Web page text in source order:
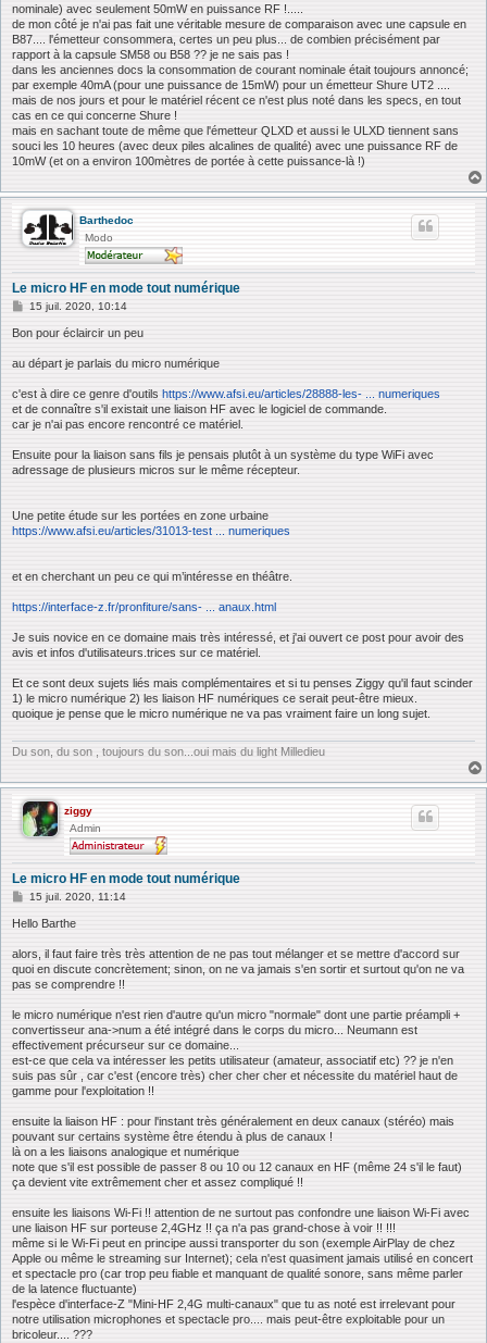
nominale) avec seulement 50mW en puissance RF !.....
de mon côté je n'ai pas fait une véritable mesure de comparaison avec une capsule en
B87.... l'émetteur consommera, certes un peu plus... de combien précisément par
rapport à la capsule SM58 ou B58 ?? je ne sais pas !
dans les anciennes docs la consommation de courant nominale était toujours annoncé;
par exemple 40mA (pour une puissance de 15mW) pour un émetteur Shure UT2 ....
mais de nos jours et pour le matériel récent ce n'est plus noté dans les specs, en tout
cas en ce qui concerne Shure !
mais en sachant toute de même que l'émetteur QLXD et aussi le ULXD tiennent sans
souci les 10 heures (avec deux piles alcalines de qualité) avec une puissance RF de
10mW (et on a environ 100mètres de portée à cette puissance-là !)
Barthedoc
Modo
Le micro HF en mode tout numérique
M
s
g
15 juil. 2020, 10:14
Bon pour éclaircir un peu
au départ je parlais du micro numérique
c'est à dire ce genre d'outils https://www.afsi.eu/articles/28888-les- ... numeriques
et de connaître s'il existait une liaison HF avec le logiciel de commande.
car je n'ai pas encore rencontré ce matériel.
Ensuite pour la liaison sans fils je pensais plutôt à un système du type WiFi avec
adressage de plusieurs micros sur le même récepteur.
Une petite étude sur les portées en zone urbaine
https://www.afsi.eu/articles/31013-test ... numeriques
et en cherchant un peu ce qui m’intéresse en théâtre.
https://interface-z.fr/pronfiture/sans- ... anaux.html
Je suis novice en ce domaine mais très intéressé, et j'ai ouvert ce post pour avoir des
avis et infos d'utilisateurs.trices sur ce matériel.
Et ce sont deux sujets liés mais complémentaires et si tu penses Ziggy qu'il faut scinder
1) le micro numérique 2) les liaison HF numériques ce serait peut-être mieux.
quoique je pense que le micro numérique ne va pas vraiment faire un long sujet.
Du son, du son , toujours du son...oui mais du light Milledieu
ziggy
Admin
Le micro HF en mode tout numérique
M
s
g
e
15 juil. 2020, 11:14
Hello Barthe
alors, il faut faire très très attention de ne pas tout mélanger et se mettre d'accord sur
quoi en discute concrètement; sinon, on ne va jamais s'en sortir et surtout qu'on ne va
pas se comprendre !!
le micro numérique n'est rien d'autre qu'un micro "normale" dont une partie préampli +
convertisseur ana->num a été intégré dans le corps du micro... Neumann est
effectivement précurseur sur ce domaine...
est-ce que cela va intéresser les petits utilisateur (amateur, associatif etc) ?? je n'en
suis pas sûr , car c'est (encore très) cher cher cher et nécessite du matériel haut de
gamme pour l'exploitation !!
ensuite la liaison HF : pour l'instant très généralement en deux canaux (stéréo) mais
pouvant sur certains système être étendu à plus de canaux !
là on a les liaisons analogique et numérique
note que s'il est possible de passer 8 ou 10 ou 12 canaux en HF (même 24 s'il le faut)
ça devient vite extrêmement cher et assez compliqué !!
ensuite les liaisons Wi-Fi !! attention de ne surtout pas confondre une liaison Wi-Fi avec
une liaison HF sur porteuse 2,4GHz !! ça n'a pas grand-chose à voir !! !!!
même si le Wi-Fi peut en principe aussi transporter du son (exemple AirPlay de chez
Apple ou même le streaming sur Internet); cela n'est quasiment jamais utilisé en concert
et spectacle pro (car trop peu fiable et manquant de qualité sonore, sans même parler
de la latence fluctuante)
l'espèce d'interface-Z "Mini-HF 2,4G multi-canaux" que tu as noté est irrelevant pour
notre utilisation microphones et spectacle pro.... mais peut-être exploitable pour un
bricoleur.... ???